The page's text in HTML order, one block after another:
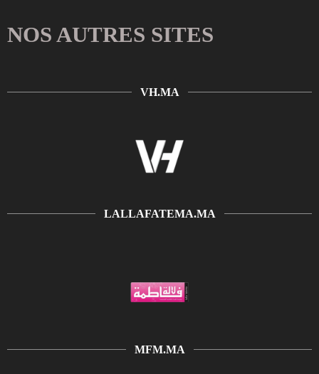
NOS AUTRES SITES
VH.MA
LALLAFATEMA.MA
MFM.MA